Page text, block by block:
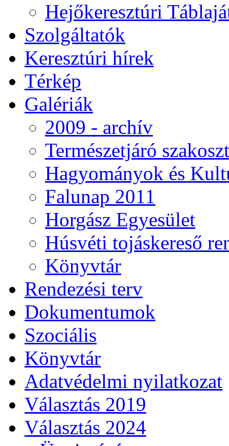
Hejőkeresztúri
Szolgáltatók
Keresztúri hírek
Térkép
Galériák
2009 - archív
Természetjáró
Hagyományok és
Falunap 2011
Horgász Egyesület
Húsvéti tojáskereső
Könyvtár
Rendezési terv
Dokumentumok
Szociális
Könyvtár
Adatvédelmi nyilatkozat
Választás 2019
Választás 2024